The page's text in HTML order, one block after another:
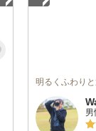
明るくふわり